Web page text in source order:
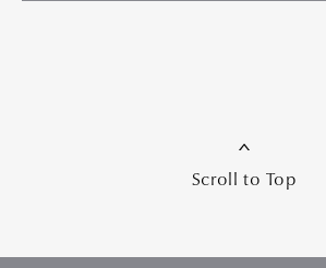
Scroll to Top